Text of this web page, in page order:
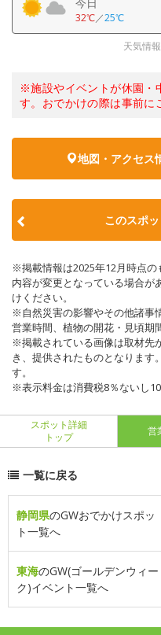
32℃／25℃
天気情
※施設やイベントが休園・
す。おでかけの際は事前に
地図・アクセス
このスポ
※掲載情報は2025年12月時点
内容が変更となっている場合が
けください。
※自然災害の影響やその他諸事
営業時間、植物の開花・見頃期
※掲載されている画像は取材先
き、提供されたものとなります
す。
※表示料金は消費税8％ないし10
スポット詳細
トップ
営
一覧に戻る
静岡県のGWおでかけスポッ
ト一覧へ
東海のGW(ゴールデンウィー
ク)イベント一覧へ